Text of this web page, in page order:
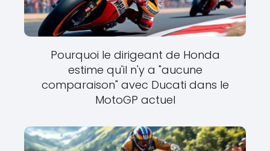
Pourquoi le dirigeant de Honda
estime qu'il n'y a "aucune
comparaison" avec Ducati dans le
MotoGP actuel